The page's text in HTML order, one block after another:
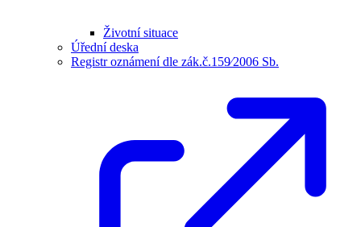
Životní situace
Úřední deska
Registr oznámení dle zák.č.159⁄2006 Sb.